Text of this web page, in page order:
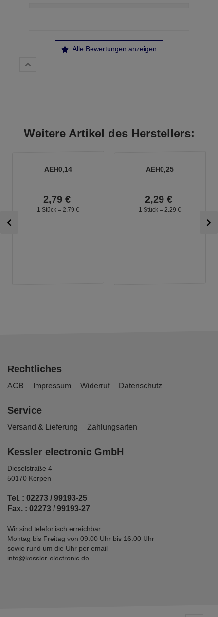
Alle Bewertungen anzeigen
Weitere Artikel des Herstellers:
AEH0,14
2,79 €
1 Stück = 2, 79 €
AEH0,25
2,29 €
1 Stück = 2, 29 €
Rechtliches
AGB Impressum Widerruf Datenschutz
Service
Versand & Lieferung Zahlungsarten
Kessler electronic GmbH
Dieselstraße 4
50170 Kerpen
Tel. : 02273 / 99193-25
Fax. : 02273 / 99193-27
Wir sind telefonisch erreichbar:
Montag bis Freitag von 09:00 Uhr bis 16:00 Uhr
sowie rund um die Uhr per email
info@kessler-electronic.de